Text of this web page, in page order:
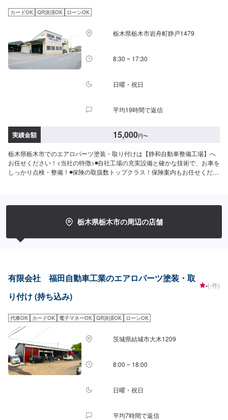
カードOK QR決済OK ローンOK
栃木県栃木市岩舟町静戸1479
8:30 ~ 17:30
日曜・祝日
平均19時間で返信
実績金額 15,000円〜
栃木県栃木市でのエアロパーツ塗装・取り付けは【静和自動車整備工場】へ
お任せください！<当社の特徴>◾自社工場の充実設備と確かな技術で、お車を
しっかり点検・整備！◾保険の取扱数トップクラス！保険案内もお任せくださ
作業開始【4】仕上がり次第納車-----納期について-----納期は通常1週間程度で
納車となります。納期は前後する場合がございます。予めご了承ください。--
ださい。※代車の燃料代はお客様にご負担いただいております。-----ご来店時
「メンテモで予約しました」とお伝えください。ご案内いたします。【定休
日・営業時間】定休日：日曜日、祝日営業時間：8:30~17:30
栃木県栃木市の周辺の店舗
有限会社 福田自動車工業のエアロパーツ塗装・取
り付け (持ち込み)
-(-件)
代車OK カードOK 電子マネーOK QR決済OK ローンOK
茨城県結城市大木1209
8:00 ~ 18:00
日曜・祝日
平均7時間で返信